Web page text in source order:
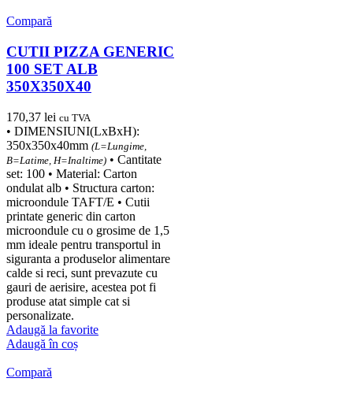
Compară
CUTII PIZZA GENERIC
100 SET ALB
350X350X40
170,37 lei cu TVA
• DIMENSIUNI(LxBxH):
350x350x40mm (L=Lungime,
B=Latime, H=Inaltime) • Cantitate
set: 100 • Material: Carton
ondulat alb • Structura carton:
microondule TAFT/E • Cutii
printate generic din carton
microondule cu o grosime de 1,5
mm ideale pentru transportul in
siguranta a produselor alimentare
calde si reci, sunt prevazute cu
gauri de aerisire, acestea pot fi
produse atat simple cat si
personalizate.
Adaugă la favorite
Adaugă în coș
Compară